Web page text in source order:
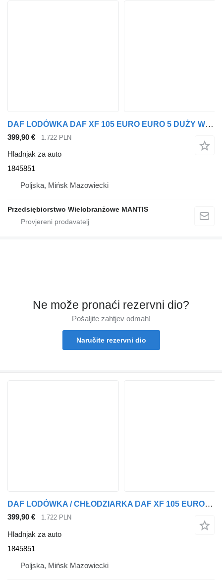
DAF LODÓWKA DAF XF 105 EURO EURO 5 DUŻY WYBÓR 1845851 hladnjak za auto za tegljača
399,90 € 1.722 PLN
Hladnjak za auto
1845851
Poljska, Mińsk Mazowiecki
Przedsiębiorstwo Wielobranżowe MANTIS
Ne može pronaći rezervni dio?
Pošaljite zahtjev odmah!
Naručite rezervni dio
DAF LODÓWKA / CHŁODZIARKA DAF XF 105 EURO 5 DUŻY WYBÓR 1845851 hladnjak za auto za tegljača
399,90 € 1.722 PLN
Hladnjak za auto
1845851
Poljska, Mińsk Mazowiecki